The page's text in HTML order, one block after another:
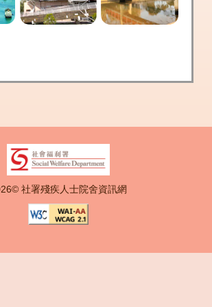
社署殘疾人士院舍資訊網